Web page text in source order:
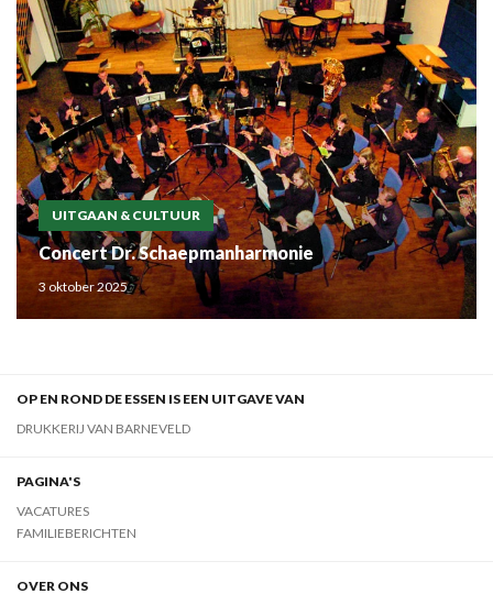
UITGAAN & CULTUUR
Concert Dr. Schaepmanharmonie
3 oktober 2025
OP EN ROND DE ESSEN IS EEN UITGAVE VAN
DRUKKERIJ VAN BARNEVELD
PAGINA'S
VACATURES
FAMILIEBERICHTEN
OVER ONS